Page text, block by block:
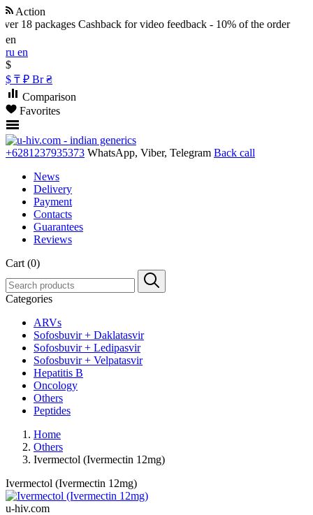
Action
18 packages Cashback for video feedback - 10% of the order
en
ru en
$
$ ₸ ₽ Br ₴
Comparison
Favorites
+6281237935373 WhatsApp, Viber, Telegram Back call
News
Delivery
Payment
Contacts
Guarantees
Reviews
Cart (0)
Categories
ARVs
Sofosbuvir + Daklatasvir
Sofosbuvir + Ledipasvir
Sofosbuvir + Velpatasvir
Hepatitis B
Oncology
Others
Peptides
Home
Others
Ivermectol (Ivermectin 12mg)
Ivermectol (Ivermectin 12mg)
u-hiv.com